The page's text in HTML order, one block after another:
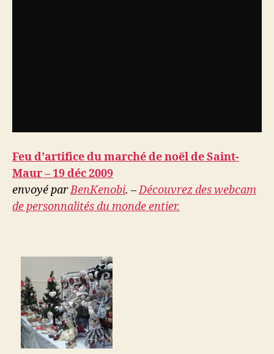
Feu d'artifice du marché de noël de Saint-
Maur – 19 déc 2009
envoyé parBenKenobi. –Découvrez des webcam
de personnalités du monde entier.